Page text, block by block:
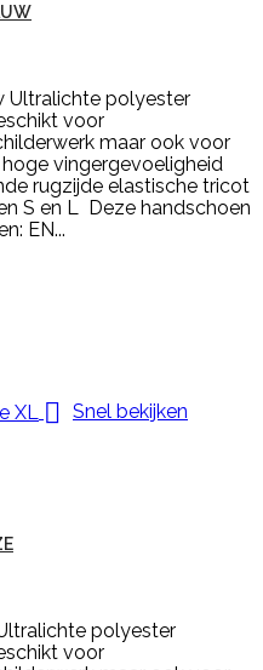
Ultralichte polyester
voor
maar ook voor
vingergevoeligheid
rugzijde elastische tricot
S en L Deze handschoen
EN...
 Snel bekijken
polyester
voor